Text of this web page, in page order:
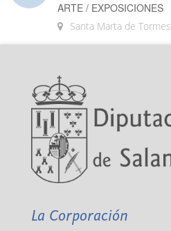
ARTE / EXPOSICIONES
Santa Marta de Tormes
La Corporación